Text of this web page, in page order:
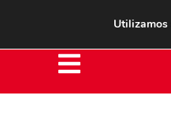
Clube do Assinante
Utilizamos